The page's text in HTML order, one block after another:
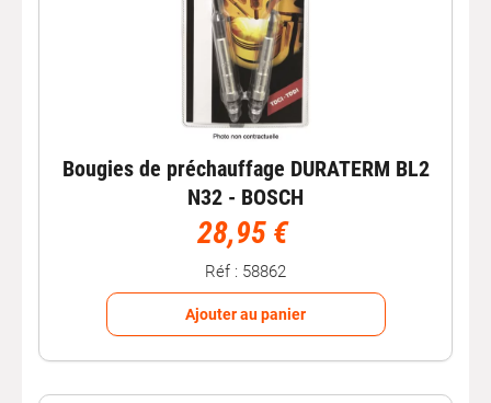
Bougies de préchauffage DURATERM BL2
N32 - BOSCH
28,95 €
Réf : 58862
Ajouter au panier